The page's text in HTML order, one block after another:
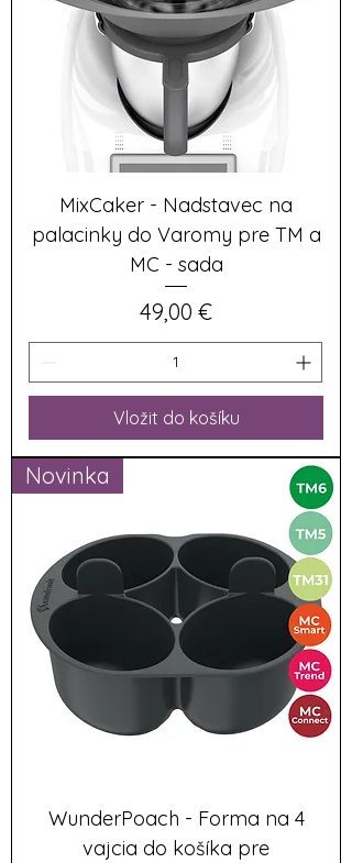
MixCaker - Nadstavec na
palacinky do Varomy pre TM a
MC - sada
Cena
49,00 €
Vložit do košíku
Novinka
WunderPoach - Forma na 4
vajcia do košíka pre